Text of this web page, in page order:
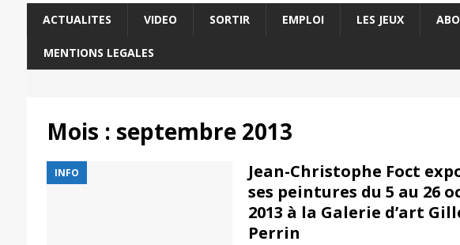
ACTUALITES VIDEO SORTIR EMPLOI LES JEUX
MENTIONS LEGALES
Mois : septembre 2013
INFO
Jean-Christophe Foct
ses peintures du 5 au 26
2013 à la Galerie d’art
Perrin